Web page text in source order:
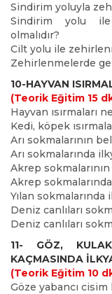
Sindirim yoluyla
Sindirim yolu ile
olmalıdır?
Cilt yolu ile
Zehirlenmelerde
10-HAYVAN
(Teorik Eğitim 15
Hayvan ısırmaları
Kedi, köpek
Arı sokmalarının
Arı sokmalarında
Akrep
Akrep sokmalarında
Yılan sokmalarında
Deniz canlıları
Deniz canlıları
11- GÖZ,
KAÇMASINDA
(Teorik Eğitim 10
Göze yabancı cisim